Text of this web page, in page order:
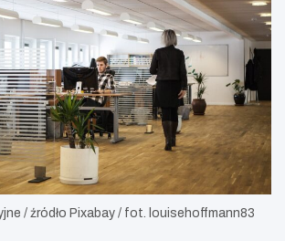
/ źródło Pixabay / fot. louisehoffmann83